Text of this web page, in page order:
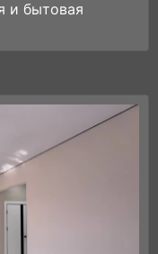
и бытовaя